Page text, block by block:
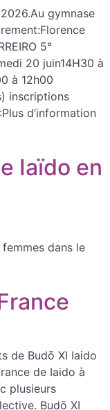
gymnase
5°
20 juin14H30 à
à 12h00
inscriptions
d’information
Iaïdo en
dans le
de Budō XI Iaido
de Iaido à
plusieurs
Budō XI